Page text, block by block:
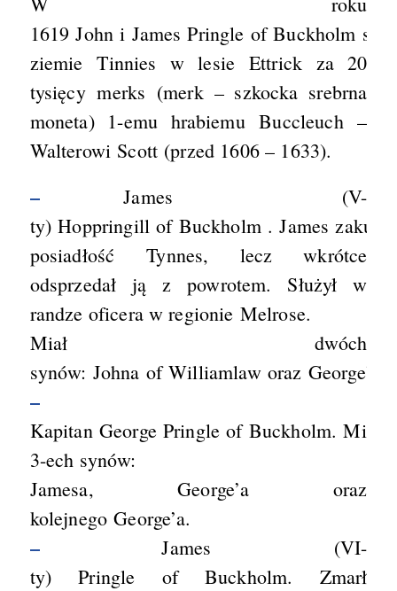
1619 John i James Pringle of Buckholm
ziemie Tinnies w lesie Ettrick za 20
tysięcy merks (merk – szkocka srebrna
moneta) 1-emu hrabiemu Buccleuch –
Walterowi Scott (przed 1606 – 1633).
–James (V-
ty) Hoppringill of Buckholm . James zakupił
posiadłość Tynnes, lecz wkrótce
odsprzedał ją z powrotem. Służył w
randze oficera w regionie Melrose.
Miał dwóch
synów: Johna of Williamlaw oraz George’a
–
Kapitan George Pringle of Buckholm. Miał
3-ech synów:
Jamesa, George’a oraz
kolejnego George’a.
–James (VI-
ty) Pringle of Buckholm. Zmarł